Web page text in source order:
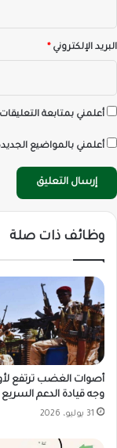
البريد الإلكتروني*
أعلمني بمتابعة
أعلمني بالمواضيع
وظائف ذات صلة
أصوات الغضب ترتفع
وجه قيادة الدعم السريع
31 يوليو، 2026